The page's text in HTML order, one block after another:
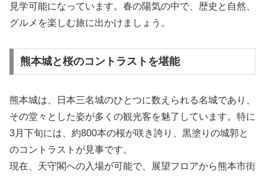
見学可能になっています。春の陽気の中で、歴史と自然、
グルメを楽しむ旅に出かけましょう。
熊本城と桜のコントラストを堪能
熊本城は、日本三名城のひとつに数えられる名城であり、
その堂々とした姿が多くの観光客を魅了しています。特に
3月下旬には、約800本の桜が咲き誇り、黒塗りの城郭と
のコントラストが見事です。
現在、天守閣への入場が可能で、展望フロアから熊本市街